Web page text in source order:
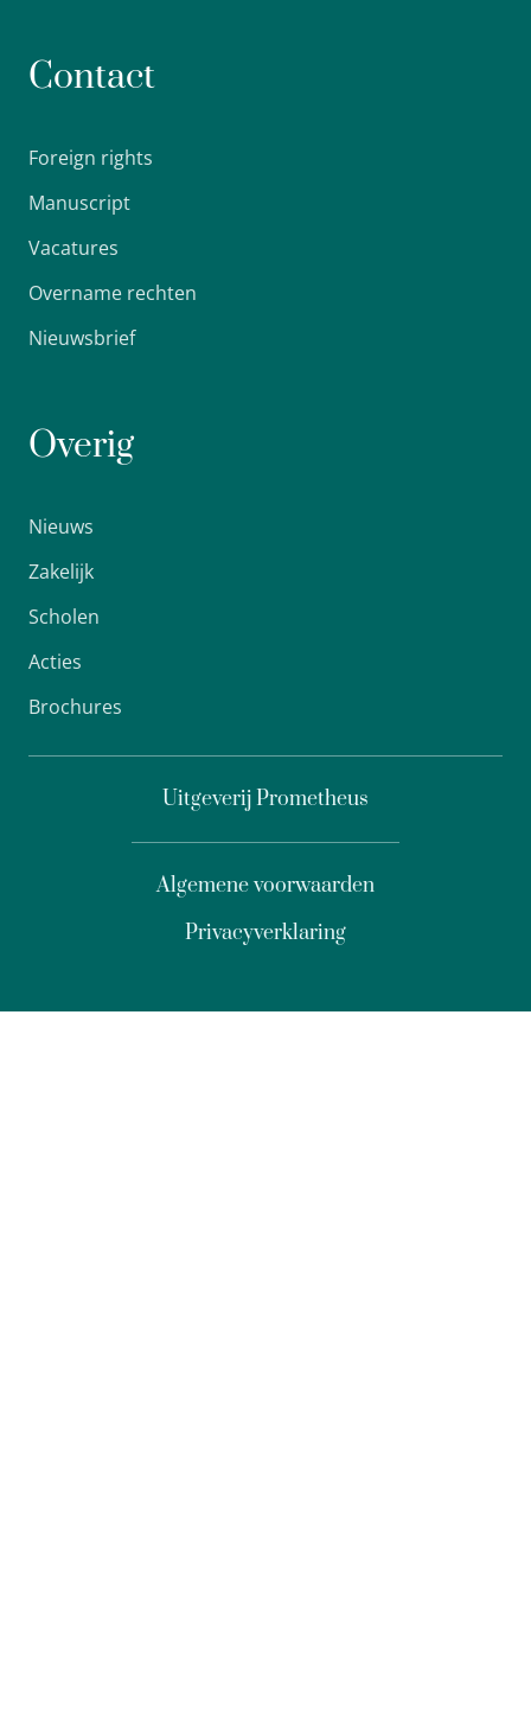
Contact
Foreign rights
Manuscript
Vacatures
Overname rechten
Nieuwsbrief
Overig
Nieuws
Zakelijk
Scholen
Acties
Brochures
Uitgeverij Prometheus
Privacyverklaring
Algemene voorwaarden